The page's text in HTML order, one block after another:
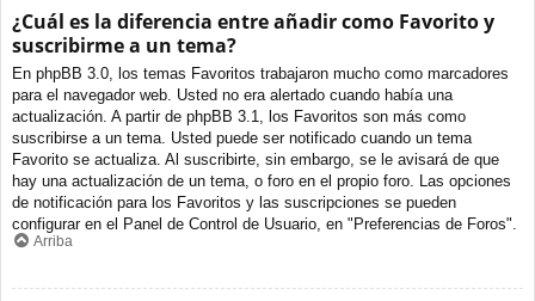
¿Cuál es la diferencia entre añadir como Favorito y
suscribirme a un tema?
En phpBB 3.0, los temas Favoritos trabajaron mucho como marcadores
para el navegador web. Usted no era alertado cuando había una
actualización. A partir de phpBB 3.1, los Favoritos son más como
suscribirse a un tema. Usted puede ser notificado cuando un tema
Favorito se actualiza. Al suscribirte, sin embargo, se le avisará de que
hay una actualización de un tema, o foro en el propio foro. Las opciones
de notificación para los Favoritos y las suscripciones se pueden
configurar en el Panel de Control de Usuario, en "Preferencias de Foros".
Arriba